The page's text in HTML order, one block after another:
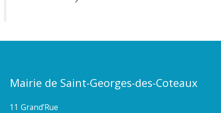
Mairie de Saint-Georges-des-Coteaux
11 Grand’Rue